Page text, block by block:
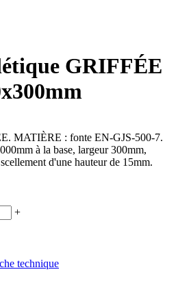
GRIFFÉE
MATIÈRE : fonte EN-GJS-500-7.
à la base, largeur 300mm,
d'une hauteur de 15mm.
+
technique